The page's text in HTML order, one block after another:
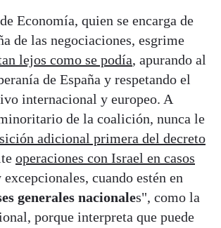
Economía, quien se encarga de
de las negociaciones, esgrime
lejos como se podía, apurando al
de España y respetando el
internacional y europeo. A
de la coalición, nunca le
adicional primera del decreto
operaciones con Israel en casos
excepcionales, cuando estén en
generales nacionales", como la
porque interpreta que puede